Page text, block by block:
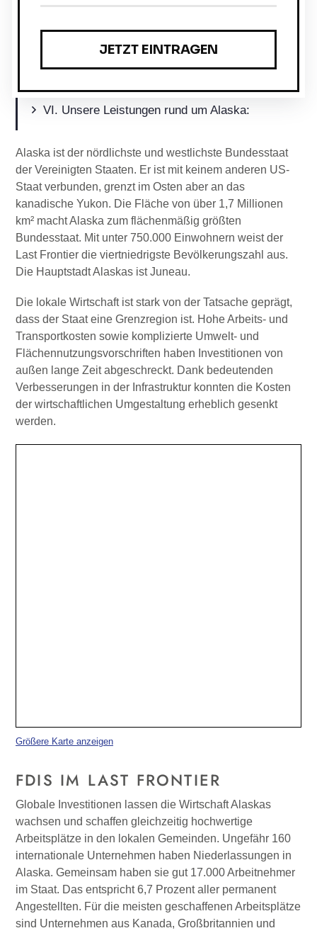
o
r
i
:
Erfolg
Einkommensteuer in Alaska
Körperschaftsteuer in Alaska
Sales Tax in Alaska
Unsere Leistungen rund um Alaska:
Alaska ist der nördlichste und westlichste Bundesstaat
der Vereinigten Staaten. Er ist mit keinem anderen US-
Staat verbunden, grenzt im Osten aber an das
kanadische Yukon. Die Fläche von über 1,7 Millionen
km² macht Alaska zum flächenmäßig größten
Bundesstaat. Mit unter 750.000 Einwohnern weist der
Last Frontier die viertniedrigste Bevölkerungszahl aus.
Die Hauptstadt Alaskas ist Juneau.
Die lokale Wirtschaft ist stark von der Tatsache geprägt,
dass der Staat eine Grenzregion ist. Hohe Arbeits- und
Transportkosten sowie komplizierte Umwelt- und
Flächennutzungsvorschriften haben Investitionen von
außen lange Zeit abgeschreckt. Dank bedeutenden
Verbesserungen in der Infrastruktur konnten die Kosten
der wirtschaftlichen Umgestaltung erheblich gesenkt
werden.
Größere Karte anzeigen
FDIS IM LAST FRONTIER
Globale Investitionen lassen die Wirtschaft Alaskas
wachsen und schaffen gleichzeitig hochwertige
Arbeitsplätze in den lokalen Gemeinden. Ungefähr 160
internationale Unternehmen haben Niederlassungen in
Alaska. Gemeinsam haben sie gut 17.000 Arbeitnehmer
im Staat. Das entspricht 6,7 Prozent aller permanent
Angestellten. Für die meisten geschaffenen Arbeitsplätze
sind Unternehmen aus Kanada, Großbritannien und